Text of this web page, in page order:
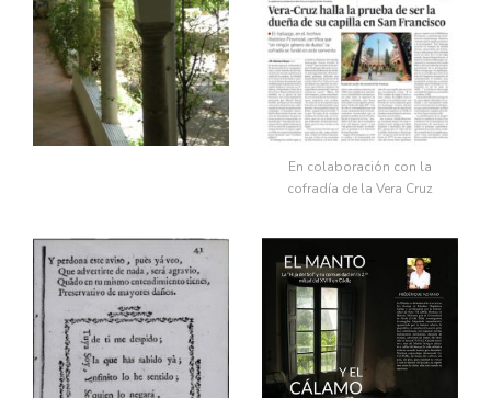
En colaboración con la
cofradía de la Vera Cruz